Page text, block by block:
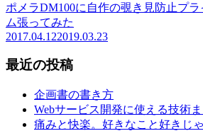
ポメラDM100に自作の覗き見防止プ
ム張ってみた
2017.04.122019.03.23
最近の投稿
企画書の書き方
Webサービス開発に使える技術
痛みと快楽。好きなこと好きじ